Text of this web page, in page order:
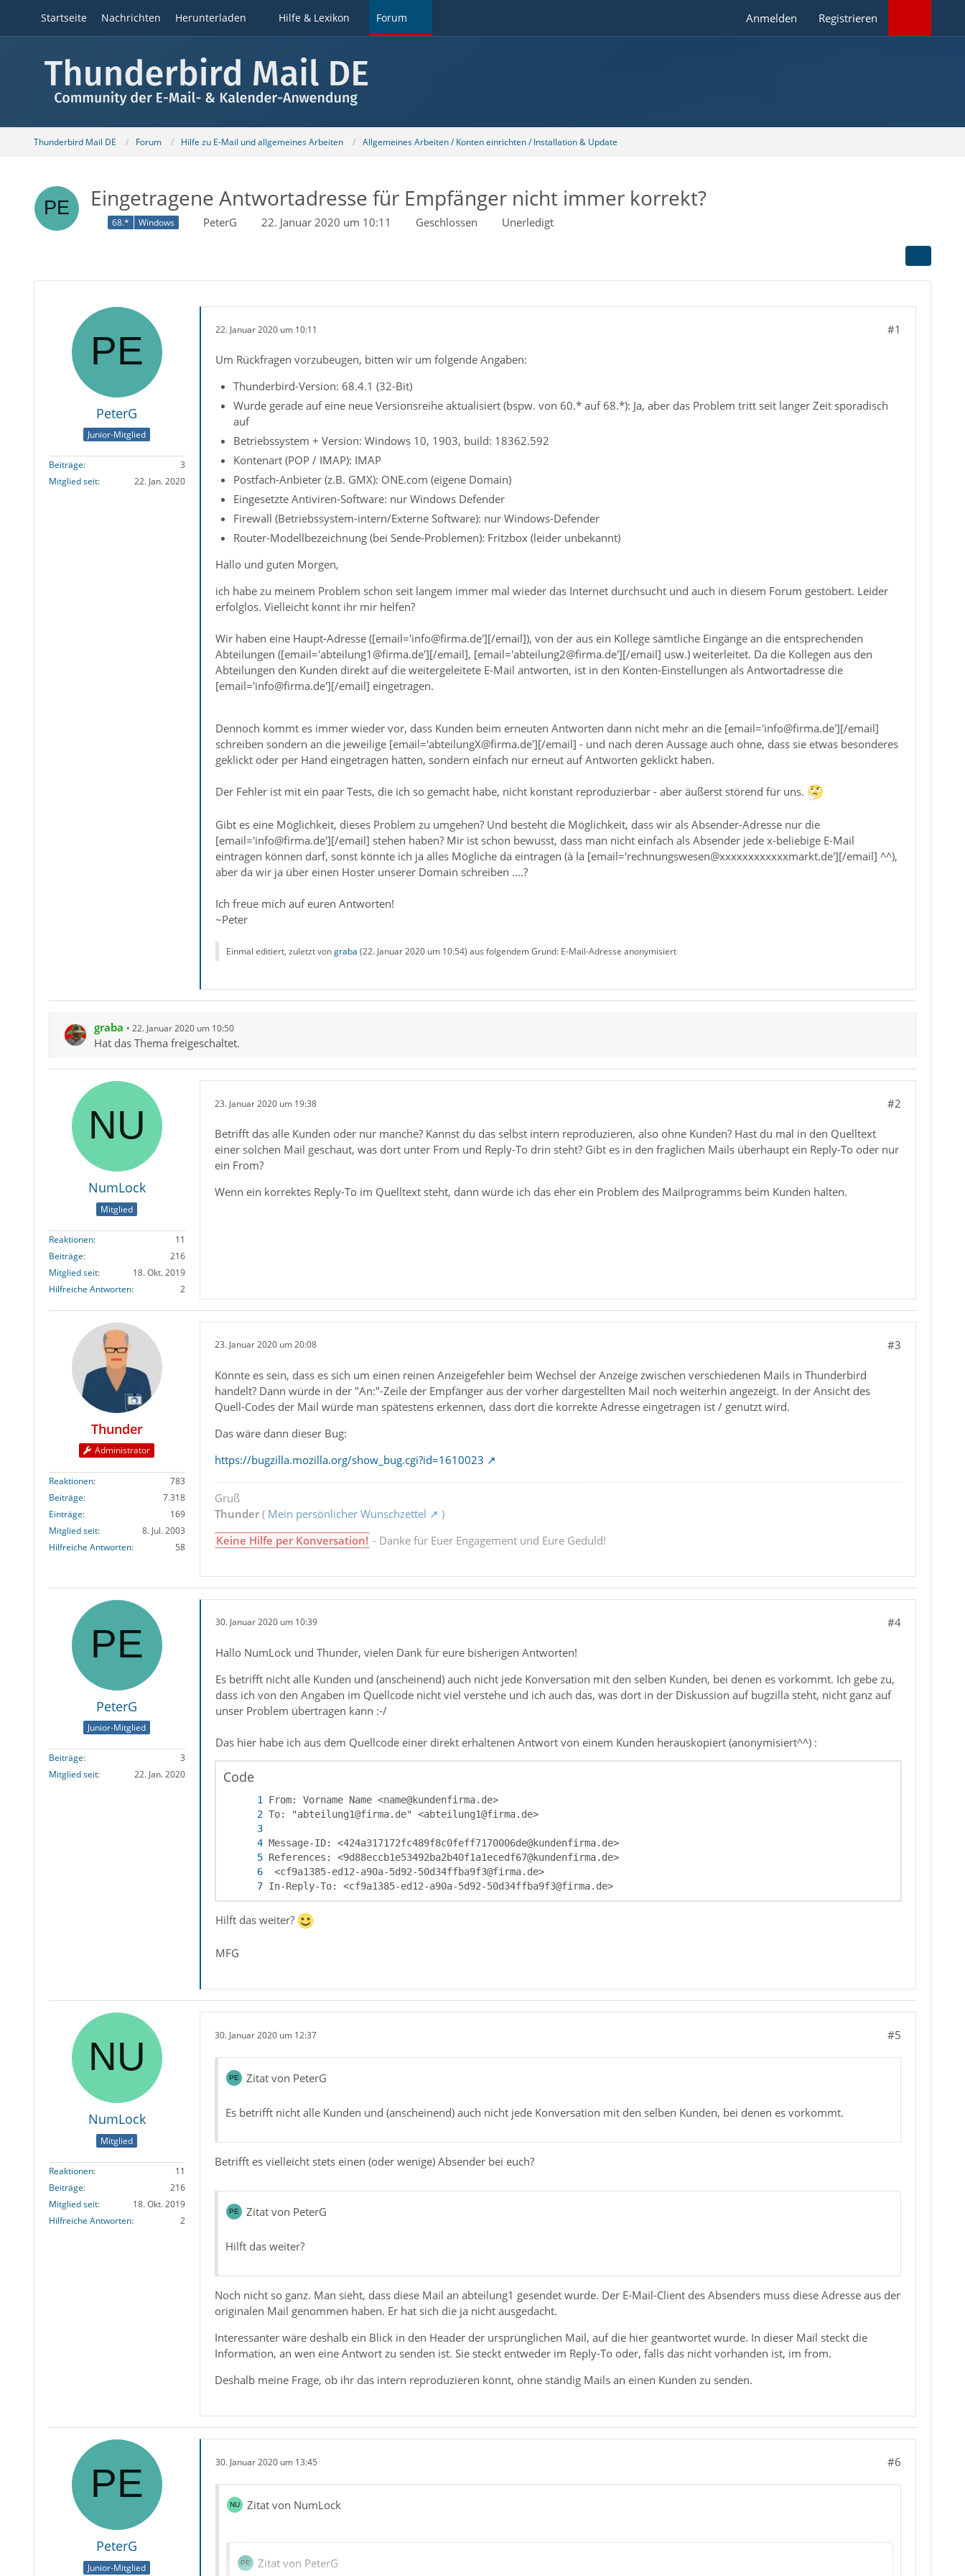
Startseite Nachrichten Herunterladen Hilfe & Lexikon Forum Anmelden Registrieren
Thunderbird Mail DE Forum Hilfe zu E-Mail und allgemeines Arbeiten Allgemeines Arbeiten / Konten einrichten / Installation & Update
Eingetragene Antwortadresse für Empfänger nicht immer korrekt?
68.* Windows PeterG 22. Januar 2020 um 10:11 Geschlossen Unerledigt
PeterG
Junior-Mitglied
Beiträge
3
Mitglied seit
22. Jan. 2020
22. Januar 2020 um 10:11 #1
Um Rückfragen vorzubeugen, bitten wir um folgende Angaben:
Thunderbird-Version: 68.4.1 (32-Bit)
Wurde gerade auf eine neue Versionsreihe aktualisiert (bspw. von 60.* auf 68.*): Ja, aber das Problem tritt seit langer Zeit sporadisch
auf
Betriebssystem + Version: Windows 10, 1903, build: 18362.592
Kontenart (POP / IMAP): IMAP
Postfach-Anbieter (z.B. GMX): ONE.com (eigene Domain)
Eingesetzte Antiviren-Software: nur Windows Defender
Firewall (Betriebssystem-intern/Externe Software): nur Windows-Defender
Router-Modellbezeichnung (bei Sende-Problemen): Fritzbox (leider unbekannt)
Hallo und guten Morgen,
ich habe zu meinem Problem schon seit langem immer mal wieder das Internet durchsucht und auch in diesem Forum gestöbert. Leider
erfolglos. Vielleicht könnt ihr mir helfen?
Wir haben eine Haupt-Adresse ([email='info@firma.de'][/email]), von der aus ein Kollege sämtliche Eingänge an die entsprechenden
Abteilungen ([email='abteilung1@firma.de'][/email], [email='abteilung2@firma.de'][/email] usw.) weiterleitet. Da die Kollegen aus den
Abteilungen den Kunden direkt auf die weitergeleitete E-Mail antworten, ist in den Konten-Einstellungen als Antwortadresse die
[email='info@firma.de'][/email] eingetragen.
Dennoch kommt es immer wieder vor, dass Kunden beim erneuten Antworten dann nicht mehr an die [email='info@firma.de'][/email]
schreiben sondern an die jeweilige [email='abteilungX@firma.de'][/email] - und nach deren Aussage auch ohne, dass sie etwas besonderes
geklickt oder per Hand eingetragen hätten, sondern einfach nur erneut auf Antworten geklickt haben.
Der Fehler ist mit ein paar Tests, die ich so gemacht habe, nicht konstant reproduzierbar - aber äußerst störend für uns.
Gibt es eine Möglichkeit, dieses Problem zu umgehen? Und besteht die Möglichkeit, dass wir als Absender-Adresse nur die
[email='info@firma.de'][/email] stehen haben? Mir ist schon bewusst, dass man nicht einfach als Absender jede x-beliebige E-Mail
eintragen können darf, sonst könnte ich ja alles Mögliche da eintragen (à la [email='rechnungswesen@xxxxxxxxxxxxmarkt.de'][/email] ^^),
aber da wir ja über einen Hoster unserer Domain schreiben ....?
Ich freue mich auf euren Antworten!
~Peter
Einmal editiert, zuletzt vongraba (22. Januar 2020 um 10:54) aus folgendem Grund: E-Mail-Adresse anonymisiert
graba 22. Januar 2020 um 10:50
Hat das Thema freigeschaltet.
NumLock
Mitglied
Reaktionen
11
Beiträge
216
Mitglied seit
18. Okt. 2019
Hilfreiche Antworten
2
23. Januar 2020 um 19:38 #2
Betrifft das alle Kunden oder nur manche? Kannst du das selbst intern reproduzieren, also ohne Kunden? Hast du mal in den Quelltext
einer solchen Mail geschaut, was dort unter From und Reply-To drin steht? Gibt es in den fraglichen Mails überhaupt ein Reply-To oder nur
ein From?
Wenn ein korrektes Reply-To im Quelltext steht, dann würde ich das eher ein Problem des Mailprogramms beim Kunden halten.
Thunder
Administrator
Reaktionen
783
Beiträge
7.318
Einträge
169
Mitglied seit
8. Jul. 2003
Hilfreiche Antworten
58
23. Januar 2020 um 20:08 #3
Könnte es sein, dass es sich um einen reinen Anzeigefehler beim Wechsel der Anzeige zwischen verschiedenen Mails in Thunderbird
handelt? Dann würde in der "An:"-Zeile der Empfänger aus der vorher dargestellten Mail noch weiterhin angezeigt. In der Ansicht des
Quell-Codes der Mail würde man spätestens erkennen, dass dort die korrekte Adresse eingetragen ist / genutzt wird.
Das wäre dann dieser Bug:
https://bugzilla.mozilla.org/show_bug.cgi?id=1610023
Gruß
Thunder( Mein persönlicher Wunschzettel
)
Keine Hilfe per Konversation! - Danke für Euer Engagement und Eure Geduld!
PeterG
Junior-Mitglied
Beiträge
3
Mitglied seit
22. Jan. 2020
30. Januar 2020 um 10:39 #4
Hallo NumLock und Thunder, vielen Dank für eure bisherigen Antworten!
Es betrifft nicht alle Kunden und (anscheinend) auch nicht jede Konversation mit den selben Kunden, bei denen es vorkommt. Ich gebe zu,
dass ich von den Angaben im Quellcode nicht viel verstehe und ich auch das, was dort in der Diskussion auf bugzilla steht, nicht ganz auf
unser Problem übertragen kann :-/
Das hier habe ich aus dem Quellcode einer direkt erhaltenen Antwort von einem Kunden herauskopiert (anonymisiert^^) :
Code
From: Vorname Name <name@kundenfirma.de>
To: "abteilung1@firma.de" <abteilung1@firma.de>
Message-ID: <424a317172fc489f8c0feff7170006de@kundenfirma.de>
References: <9d88eccb1e53492ba2b40f1a1ecedf67@kundenfirma.de>
<cf9a1385-ed12-a90a-5d92-50d34ffba9f3@firma.de>
In-Reply-To: <cf9a1385-ed12-a90a-5d92-50d34ffba9f3@firma.de>
Hilft das weiter?
MFG
NumLock
Mitglied
Reaktionen
11
Beiträge
216
Mitglied seit
18. Okt. 2019
Hilfreiche Antworten
2
30. Januar 2020 um 12:37 #5
Zitat von PeterG
Es betrifft nicht alle Kunden und (anscheinend) auch nicht jede Konversation mit den selben Kunden, bei denen es vorkommt.
Betrifft es vielleicht stets einen (oder wenige) Absender bei euch?
Zitat von PeterG
Hilft das weiter?
Noch nicht so ganz. Man sieht, dass diese Mail an abteilung1 gesendet wurde. Der E-Mail-Client des Absenders muss diese Adresse aus der
originalen Mail genommen haben. Er hat sich die ja nicht ausgedacht.
Interessanter wäre deshalb ein Blick in den Header der ursprünglichen Mail, auf die hier geantwortet wurde. In dieser Mail steckt die
Information, an wen eine Antwort zu senden ist. Sie steckt entweder im Reply-To oder, falls das nicht vorhanden ist, im from.
Deshalb meine Frage, ob ihr das intern reproduzieren könnt, ohne ständig Mails an einen Kunden zu senden.
PeterG
Junior-Mitglied
30. Januar 2020 um 13:45 #6
Zitat von NumLock
Zitat von PeterG